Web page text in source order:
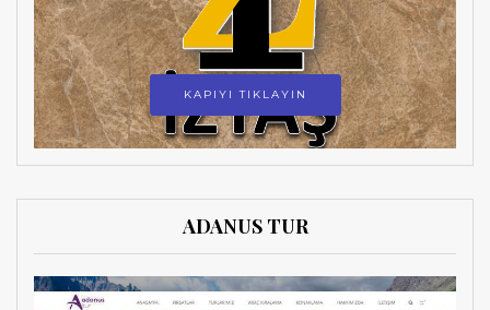
KAPIYI TIKLAYIN
ADANUS TUR